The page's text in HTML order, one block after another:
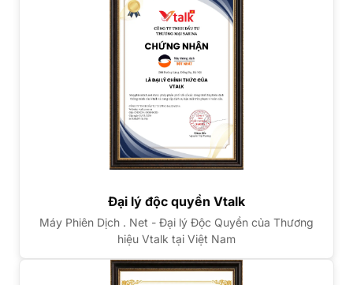
Đại lý độc quyền Vtalk
Máy Phiên Dịch . Net - Đại lý Độc Quyền của Thương
hiệu Vtalk tại Việt Nam